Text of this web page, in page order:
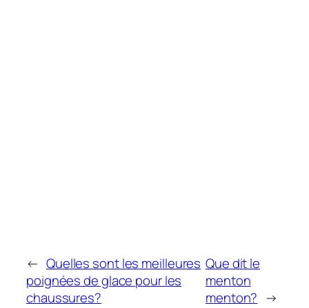
← Quelles sont les meilleures
poignées de glace pour les
chaussures?
Que dit le
menton
menton? →